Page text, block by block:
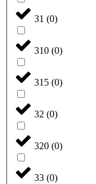
31 (0)
310 (0)
315 (0)
32 (0)
320 (0)
33 (0)